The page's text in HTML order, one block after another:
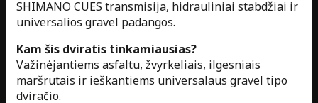
SHIMANO CUES transmisija, hidrauliniai stabdžiai ir
universalios gravel padangos.
Kam šis dviratis tinkamiausias?
Važinėjantiems asfaltu, žvyrkeliais, ilgesniais
maršrutais ir ieškantiems universalaus gravel tipo
dviračio.